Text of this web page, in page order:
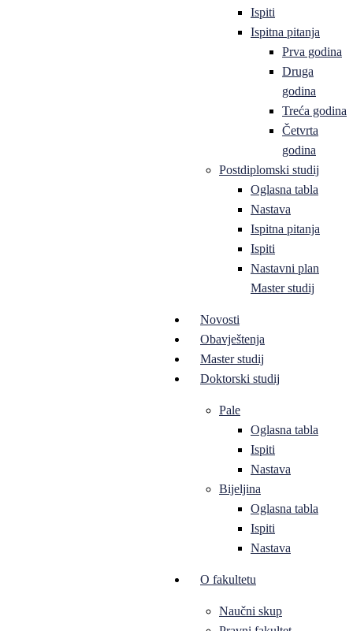
Ispiti
Ispitna pitanja
Prva godina
Druga
godina
Treća godina
Četvrta
godina
Postdiplomski studij
Oglasna tabla
Nastava
Ispitna pitanja
Ispiti
Nastavni plan
Master studij
Novosti
Obavještenja
Master studij
Doktorski studij
Pale
Oglasna tabla
Ispiti
Nastava
Bijeljina
Oglasna tabla
Ispiti
Nastava
O fakultetu
Naučni skup